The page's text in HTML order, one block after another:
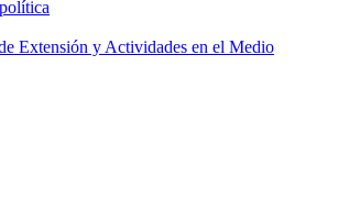
Extensión y Actividades en el Medio